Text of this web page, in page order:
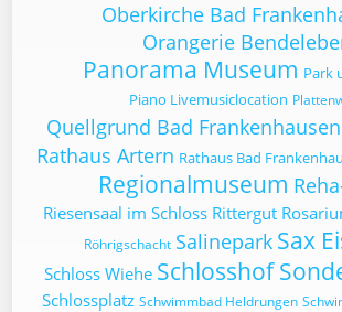
Oberkirche Bad
Orangerie
Panorama Museum Park
Piano Livemusiclocation
Quellgrund Bad Frankenhausen
Rathaus Artern Rathaus Bad
Regionalmuseum
Riesensaal im Schloss Rittergut
Röhrigschacht Salinepark Sax
Schloss Wiehe Schlosshof
Schlossplatz Schwimmbad Heldrungen